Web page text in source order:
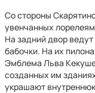
Со стороны
увенчанных
На задний двор
бабочки. На их
Эмблема Льва
созданных им
украшают